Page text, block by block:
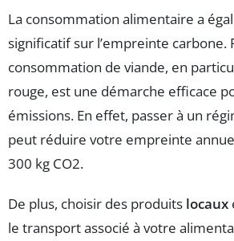
La consommation alimentaire a
significatif sur l’empreinte carbone.
consommation de viande, en
rouge, est une démarche efficace
émissions. En effet, passer à un
peut réduire votre empreinte
300 kg CO2.
De plus, choisir des produits locaux
le transport associé à votre